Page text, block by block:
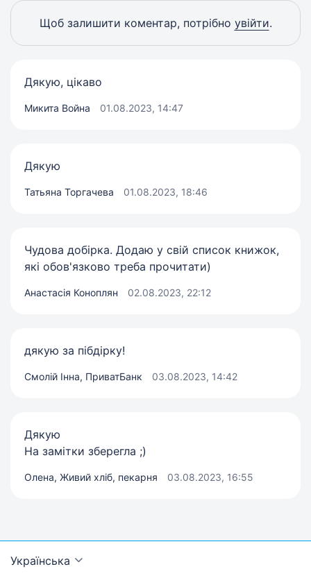
Щоб залишити коментар, потрібно увійти.
Дякую, цікаво
Микита Война 01.08.2023, 14:47
Дякую
Татьяна Торгачева 01.08.2023, 18:46
Чудова добірка. Додаю у свій список книжок,
які обов'язково треба прочитати)
Анастасія Коноплян 02.08.2023, 22:12
дякую за пібдірку!
Смолій Інна, ПриватБанк 03.08.2023, 14:42
Дякую
На замітки зберегла ;)
Олена, Живий хліб, пекарня 03.08.2023, 16:55
Українська